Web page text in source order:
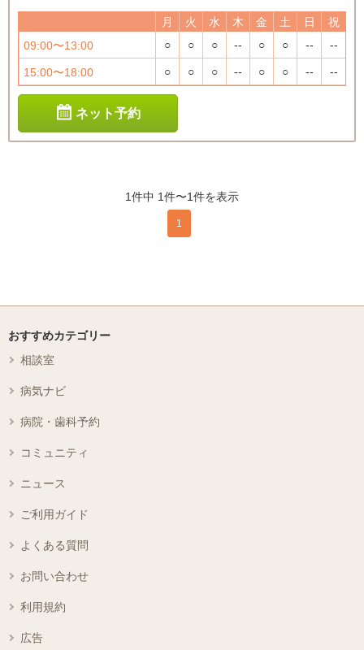
月 火 水 木 金 土 日
祝
09:00〜13:00
○ ○ ○ -- ○ ○ -- --
15:00〜18:00 ○ ○ ○ -- ○ ○ -- --
ネット予約
1件中 1件〜1件を表示
1
おすすめカテゴリー
相談室
病気ナビ
病院・歯科予約
コミュニティ
ニュース
ご利用ガイド
よくある質問
お問い合わせ
利用規約
広告